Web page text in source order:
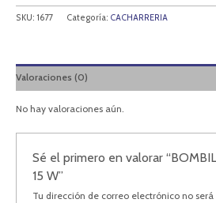
SKU: 1677 Categoría: CACHARRERIA
Valoraciones (0)
No hay valoraciones aún.
Sé el primero en valorar
15 W”
Tu dirección de correo electrónico no será